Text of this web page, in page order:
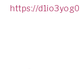
https://